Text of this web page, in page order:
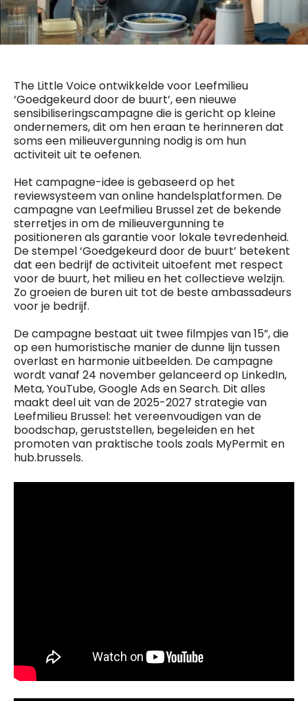
The Little Voice ontwikkelde voor Leefmilieu
‘Goedgekeurd door de buurt’, een nieuwe
sensibiliseringscampagne die is gericht op kleine
ondernemers, dit om hen eraan te herinneren dat
soms een milieuvergunning nodig is om hun
activiteit uit te oefenen.
Het campagne-idee is gebaseerd op het
reviewsysteem van online handelsplatformen. De
campagne van Leefmilieu Brussel zet de bekende
sterretjes in om de milieuvergunning te
positioneren als garantie voor lokale tevredenheid.
De stempel ‘Goedgekeurd door de buurt’ betekent
dat een bedrijf de activiteit uitoefent met respect
voor de buurt, het milieu en het collectieve welzijn.
Zo groeien de buren uit tot de beste ambassadeurs
voor je bedrijf.
De campagne bestaat uit twee filmpjes van 15”, die
op een humoristische manier de dunne lijn tussen
overlast en harmonie uitbeelden. De campagne
wordt vanaf 24 november gelanceerd op LinkedIn,
Meta, YouTube, Google Ads en Search. Dit alles
maakt deel uit van de 2025-2027 strategie van
Leefmilieu Brussel : het vereenvoudigen van de
boodschap, geruststellen, begeleiden en het
promoten van praktische tools zoals MyPermit en
hub.brussels .
Fred Bouchar
0498 88 64 89
f.bouchar@mm.be
Griet Byl
0475 97 12 57
g.byl@mm.be
Chief Editor
Damien Lemaire
0477 37 31 65
d.lemaire@mm.be
BEVESTIGEN
Daily
access
5 x week
MM e - News
1 x week
MM Brunch
1 x week
MM Tech
10 x year
MM Best of
4 x year
MM Magazine
(digital)
Vragen ?